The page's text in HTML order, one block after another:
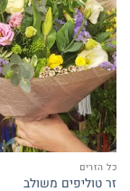
כל הזרים
זר טוליפים משולב